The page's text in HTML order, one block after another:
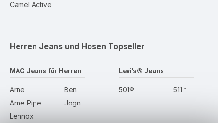
Camel Active
Herren Jeans und Hosen Topseller
MAC Jeans für Herren
Arne
Arne Pipe
Lennox
Ben
Jogn
Levi's® Jeans
501® 511™